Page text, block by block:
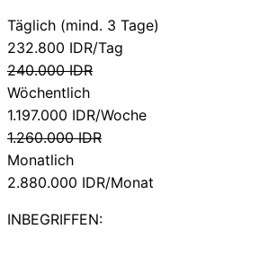
Täglich (mind. 3 Tage)
232.800 IDR/Tag
240.000 IDR
Wöchentlich
1.197.000 IDR/Woche
1.260.000 IDR
Monatlich
2.880.000 IDR/Monat
INBEGRIFFEN: